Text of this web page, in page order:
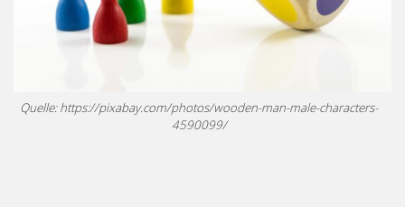
Quelle: https://pixabay.com/photos/wooden-man-male-characters-
4590099/